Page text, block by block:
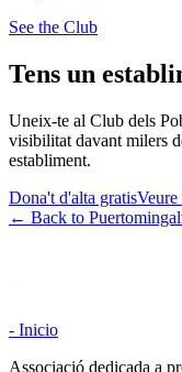
See the Club
Tens un
Uneix-te al Club dels
visibilitat davant milers
establiment.
Dona't d'alta gratisVeure
← Back to
- Inicio
Associació dedicada a